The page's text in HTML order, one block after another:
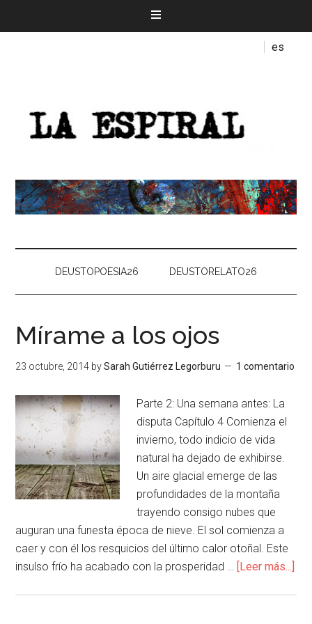
es
DEUSTOPOESIA26 DEUSTORELATO26
Mírame a los ojos
23 octubre, 2014 bySarah Gutiérrez Legorburu 1 comentario
Parte 2: Una semana antes: La
disputa Capítulo 4 Comienza el
invierno, todo indicio de vida
natural ha dejado de exhibirse.
Un aire glacial emerge de las
profundidades de la montaña
trayendo consigo nubes que
auguran una funesta época de nieve. El sol comienza a
caer y con él los resquicios del último calor otoñal. Este
insulso frío ha acabado con la prosperidad … [Leer más...]